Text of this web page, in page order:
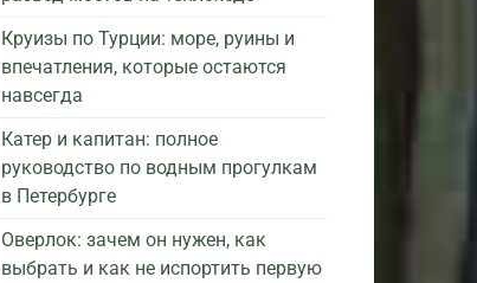
Круизы по Турции: море, руины и
впечатления, которые остаются
навсегда
Катер и капитан: полное
руководство по водным прогулкам
в Петербурге
Оверлок: зачем он нужен, как
выбрать и как не испортить первую